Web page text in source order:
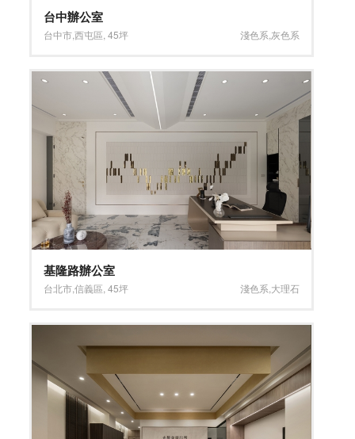
台中辦公室
台中市,西屯區 ,45坪 淺色系 灰色系
基隆路辦公室
台北市,信義區 ,45坪 淺色系 大理石